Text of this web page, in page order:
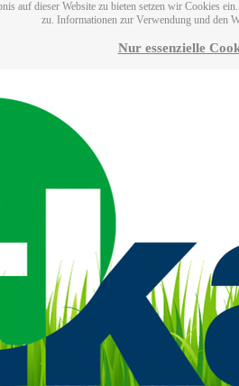
auf dieser Website zu bieten setzen wir Cookies
zu. Informationen zur Verwendung und den
Nur essenzielle